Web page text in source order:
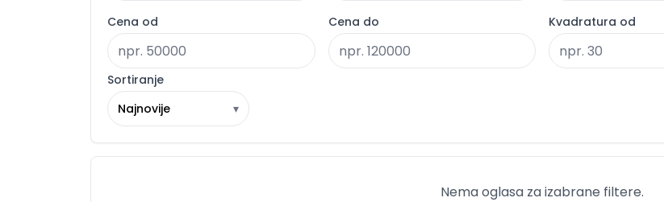
Cena od Cena do Kvadratura od
Sortiranje
Najnovije
▾
Nema oglasa za izabrane filtere.